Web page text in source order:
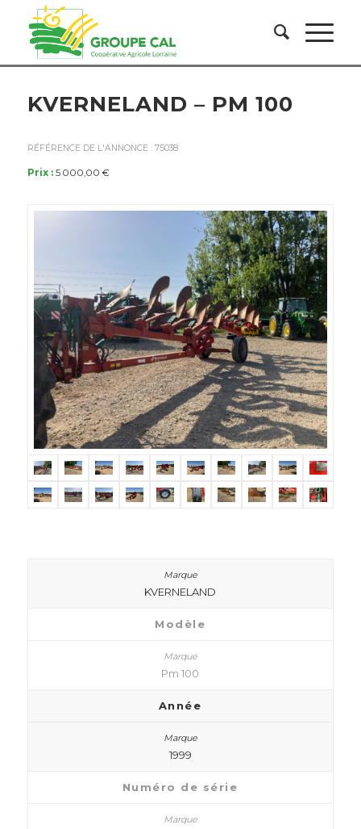
KVERNELAND – PM 100
RÉFÉRENCE DE L'ANNONCE : 75038
Prix :5 000,00 €
KVERNELAND
Modèle
Pm 100
Année
1999
Numéro de série